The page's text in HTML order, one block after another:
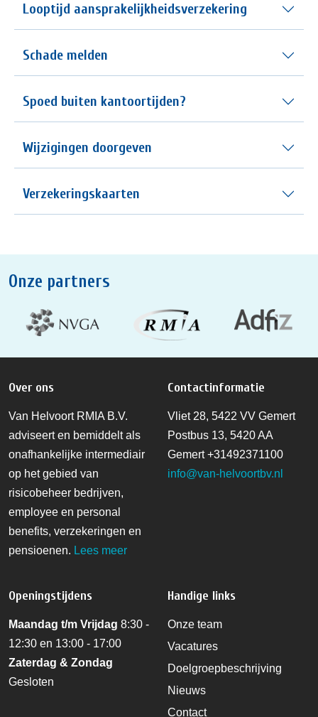
Looptijd aansprakelijkheidsverzekering
Schade melden
Spoed buiten kantoortijden?
Wijzigingen doorgeven
Verzekeringskaarten
Onze partners
Over ons
Van Helvoort RMIA B.V.
adviseert en bemiddelt als
onafhankelijke intermediair
op het gebied van
risicobeheer bedrijven,
employee en personal
benefits, verzekeringen en
pensioenen. Lees meer
Contactinformatie
Vliet 28, 5422 VV Gemert
Postbus 13, 5420 AA
Gemert+31492371100
info@van-helvoortbv.nl
Openingstijdens
Maandag t/m Vrijdag 8:30 -
12:30 en 13:00 - 17:00
Zaterdag & Zondag
Gesloten
Handige links
Onze team
Vacatures
Doelgroepbeschrijving
Nieuws
Contact